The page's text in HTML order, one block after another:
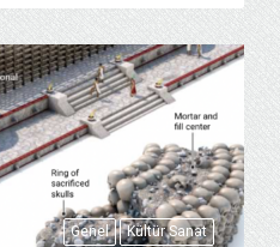
Genel Kültür Sanat